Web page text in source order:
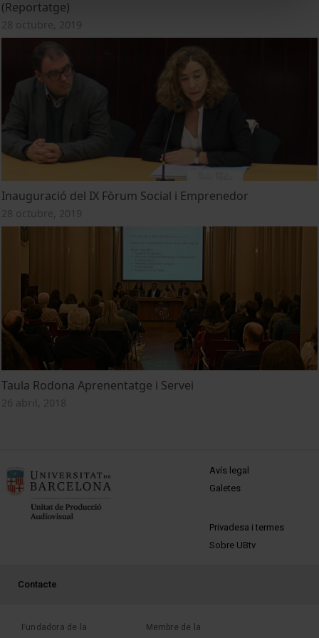
(Reportatge)
28 octubre, 2019
Inauguració del IX Fòrum Social i Emprenedor
28 octubre, 2019
Taula Rodona Aprenentatge i Servei
26 abril, 2018
MENÚ PEU 1
Avís legal
Galetes
PEU 2
Privadesa i termes
Sobre UBtv
PEU 3
Contacte
Fundadora de la Membre de la